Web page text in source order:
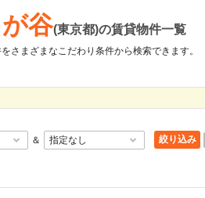
谷(東京都)の賃貸物件一覧
さまざまなこだわり条件から検索できます。
＆ 絞り込み